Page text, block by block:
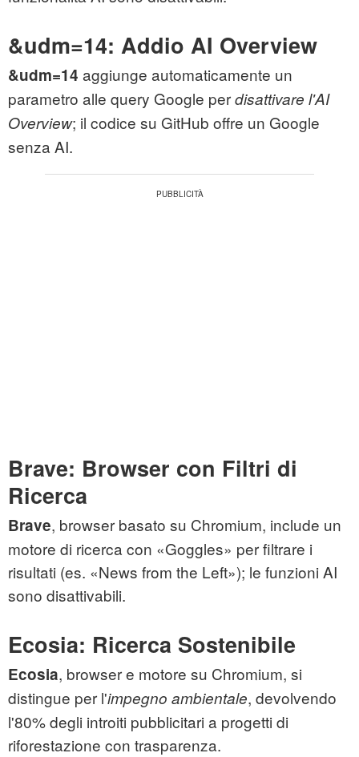
&udm=14: Addio AI Overview
&udm=14 aggiunge automaticamente un
parametro alle query Google perdisattivare l'AI
Overview; il codice su GitHub offre un Google
senza AI.
Brave: Browser con Filtri di
Ricerca
Brave, browser basato su Chromium, include un
motore di ricerca con «Goggles» per filtrare i
risultati (es. «News from the Left»); le funzioni AI
sono disattivabili.
Ecosia: Ricerca Sostenibile
Ecosia, browser e motore su Chromium, si
distingue per l'impegno ambientale, devolvendo
l'80% degli introiti pubblicitari a progetti di
riforestazione con trasparenza.